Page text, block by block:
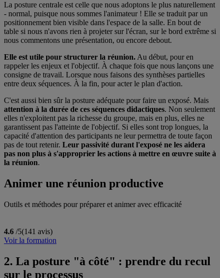
La posture centrale est celle que nous adoptons le plus naturellement
- normal, puisque nous sommes l'animateur ! Elle se traduit par un
positionnement bien visible dans l'espace de la salle. En bout de
table si nous n'avons rien à projeter sur l'écran, sur le bord extrême si
nous commentons une présentation, ou encore debout.
Elle est utile pour structurer la réunion.Au début, pour en
rappeler les enjeux et l'objectif. À chaque fois que nous lançons une
consigne de travail. Lorsque nous faisons des synthèses partielles
entre deux séquences. À la fin, pour acter le plan d'action.
C'est aussi bien sûr la posture adéquate pour faire un exposé. Mais
attention à la durée de ces séquences didactiques. Non seulement
elles n'exploitent pas la richesse du groupe, mais en plus, elles ne
garantissent pas l'atteinte de l'objectif. Si elles sont trop longues, la
capacité d'attention des participants ne leur permettra de toute façon
pas de tout retenir. Leur passivité durant l'exposé ne les aidera
pas non plus à s'approprier les actions à mettre en œuvre suite à
la réunion.
Animer une réunion productive
Outils et méthodes pour préparer et animer avec efficacité
4.6 /5(141 avis)
Voir la formation
2. La posture "à côté" : prendre du recul
sur le processus